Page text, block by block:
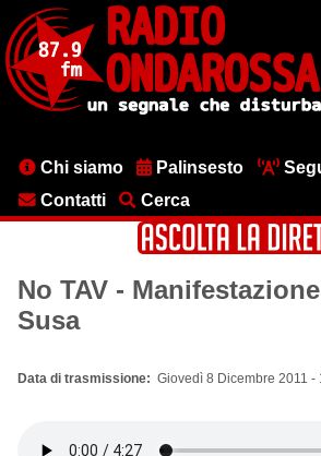
contenuto
principale
MenuChi siamo Palinsesto
Contatti
Cerca
No TAV -
Susa
Data di trasmissione Giovedì 8 Dicembre 2011 -